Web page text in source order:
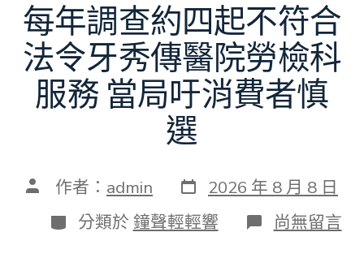
每年調查約四起不符合
法令牙秀傳醫院勞檢科
服務 當局吁消費者慎
選
文 作者： admin 發
表
日
期
2026 年 8 月 8 日
分
類
分類於 鐘聲輕輕響 在
〈每
尚無留言